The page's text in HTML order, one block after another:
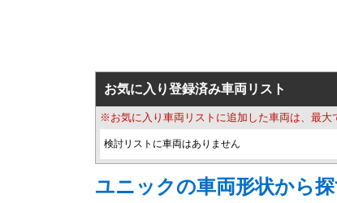
お気に入り登録済み車両リスト
※お気に入り車両リストに追加した車両は、最大
検討リストに車両はありません
ユニックの車両形状から